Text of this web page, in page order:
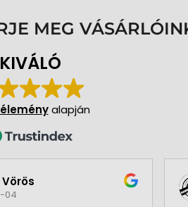
MEG
KIVÁLÓ
alapján
04